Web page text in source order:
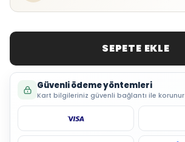
SEPETE EKLE
Güvenli ödeme yöntemleri
Kart bilgileriniz güvenli bağlantı ile korunur